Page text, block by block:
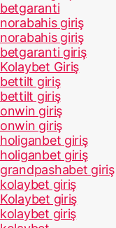
betgaranti
norabahis giriş
norabahis giriş
betgaranti giriş
Kolaybet Giriş
bettilt giriş
bettilt giriş
onwin giriş
onwin giriş
holiganbet giriş
holiganbet giriş
grandpashabet giriş
kolaybet giriş
Kolaybet giriş
kolaybet giriş